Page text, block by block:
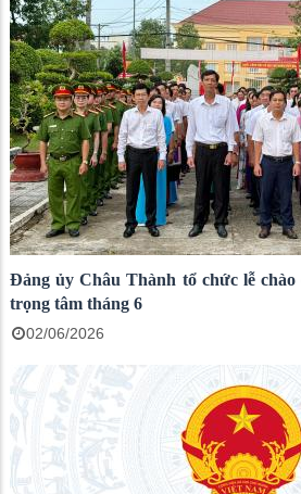
Đảng ủy Châu Thành tổ chức lễ chào
trọng tâm tháng 6
02/06/2026